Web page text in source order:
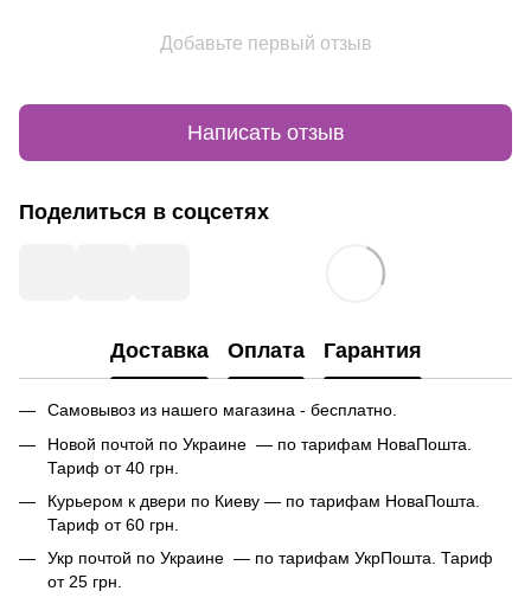
Добавьте первый отзыв
Написать отзыв
Поделиться в соцсетях
Доставка Оплата Гарантия
Самовывоз из нашего магазина - бесплатно.
Новой почтой по Украине — по тарифам НоваПошта.
Тариф от 40 грн.
Курьером к двери по Киеву — по тарифам НоваПошта.
Тариф от 60 грн.
Укр почтой по Украине — по тарифам УкрПошта. Тариф
от 25 грн.